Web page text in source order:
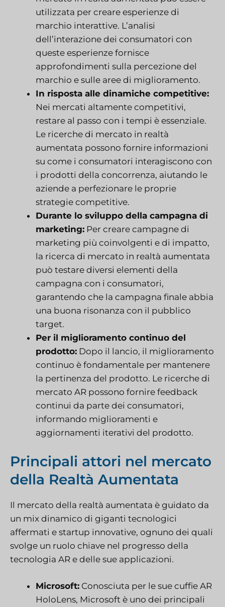
utilizzata per creare esperienze di
marchio interattive. L’analisi
dell’interazione dei consumatori con
queste esperienze fornisce
approfondimenti sulla percezione del
marchio e sulle aree di miglioramento.
In risposta alle dinamiche competitive:
Nei mercati altamente competitivi,
restare al passo con i tempi è essenziale.
Le ricerche di mercato in realtà
aumentata possono fornire informazioni
su come i consumatori interagiscono con
i prodotti della concorrenza, aiutando le
aziende a perfezionare le proprie
strategie competitive.
Durante lo sviluppo della campagna di
marketing: Per creare campagne di
marketing più coinvolgenti e di impatto,
la ricerca di mercato in realtà aumentata
può testare diversi elementi della
campagna con i consumatori,
garantendo che la campagna finale abbia
una buona risonanza con il pubblico
target.
Per il miglioramento continuo del
prodotto: Dopo il lancio, il miglioramento
continuo è fondamentale per mantenere
la pertinenza del prodotto. Le ricerche di
mercato AR possono fornire feedback
continui da parte dei consumatori,
informando miglioramenti e
aggiornamenti iterativi del prodotto.
Principali attori nel mercato
della Realtà Aumentata
Il mercato della realtà aumentata è guidato da
un mix dinamico di giganti tecnologici
affermati e startup innovative, ognuno dei quali
svolge un ruolo chiave nel progresso della
tecnologia AR e delle sue applicazioni.
Microsoft: Conosciuta per le sue cuffie AR
HoloLens, Microsoft è uno dei principali